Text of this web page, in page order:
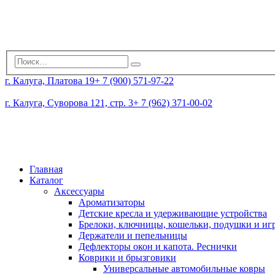
г. Калуга, Платова 19+ 7 (900) 571-97-22
г. Калуга, Суворова 121, стр. 3+ 7 (962) 371-00-02
Главная
Каталог
Аксессуары
Ароматизаторы
Детские кресла и удерживающие устройства
Брелоки, ключницы, кошельки, подушки и
Держатели и пепельницы
Дефлекторы окон и капота. Реснички
Коврики и брызговики
Универсальные автомобильные ковры